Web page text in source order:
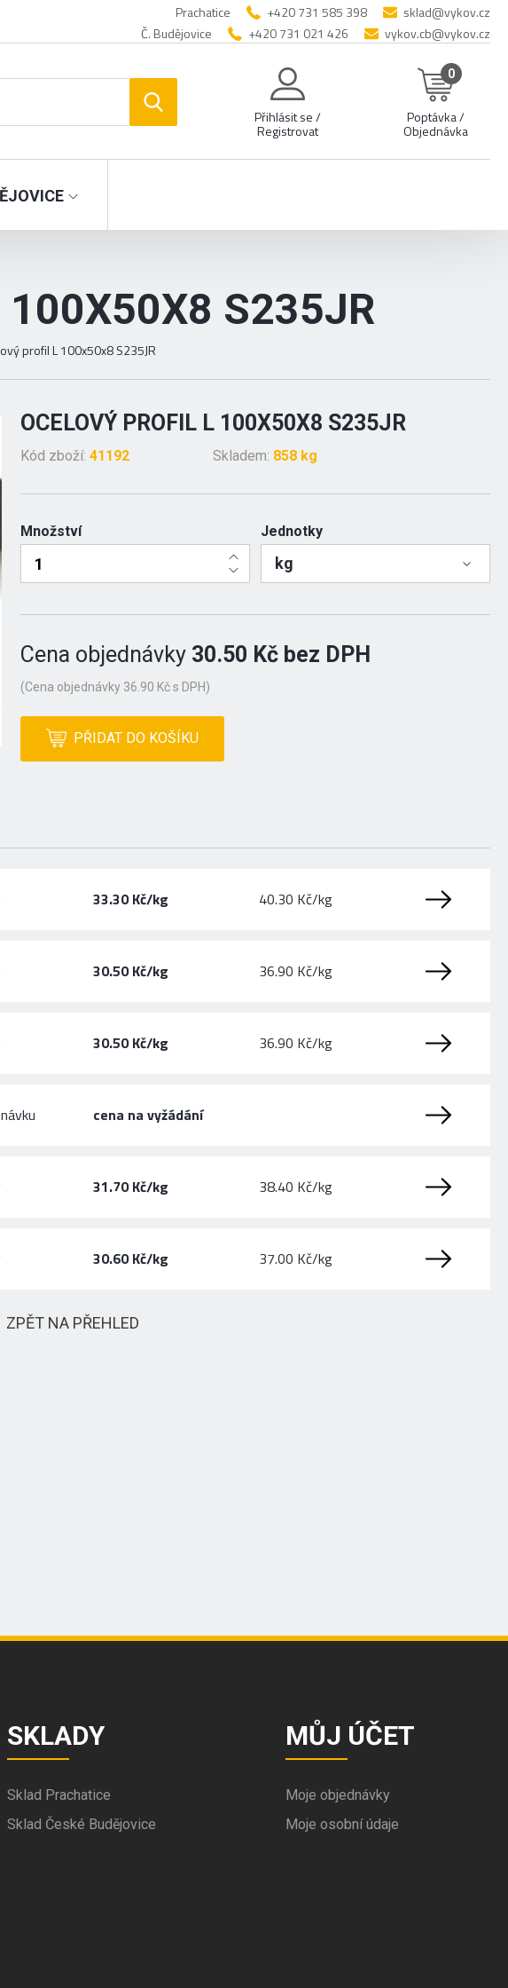
Prachatice +420 731 585 398
sklad@vykov.cz
Č. Budějovice
+420 731 021 426 vykov.cb@vykov.cz
Přihlásit se /
Registrovat
0
Poptávka /
Objednávka
100X50X8 S235JR
profil L 100x50x8 S235JR
OCELOVÝ PROFIL L 100X50X8 S235JR
Kód zboží:41192 Skladem: 858 kg
Množství Jednotky
kg
Cena objednávky 30.50 Kč bez DPH
(Cena objednávky 36.90 Kč s DPH)
PŘIDAT DO KOŠÍKU
33.30 Kč/kg 40.30 Kč/kg
30.50 Kč/kg 36.90 Kč/kg
30.50 Kč/kg 36.90 Kč/kg
cena na vyžádání
31.70 Kč/kg 38.40 Kč/kg
30.60 Kč/kg 37.00 Kč/kg
ZPĚT NA PŘEHLED
SKLADY
Sklad Prachatice
Sklad České Budějovice
MŮJ ÚČET
Moje objednávky
Moje osobní údaje